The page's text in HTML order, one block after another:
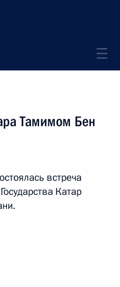
Тамимом Бен
встреча
Катар